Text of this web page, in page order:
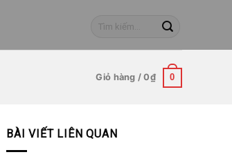
Tìm
Giỏ hàng /0₫ 0
BÀI VIẾT LIÊN QUAN